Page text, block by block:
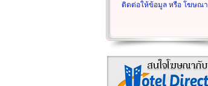
ติดต่อให้ข้อมูล หรือ โฆษณา